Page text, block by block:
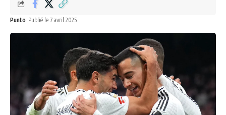
Punto Publié le 7 avril 2025